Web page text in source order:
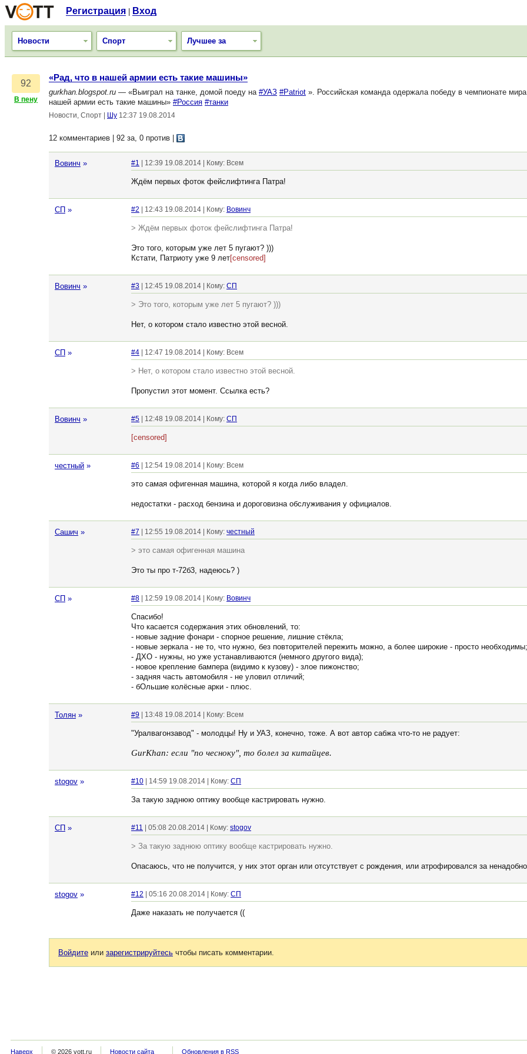
Регистрация Вход
Новости Спорт Лучшее за
92
В пену
«Рад, что в нашей армии есть такие машины»
gurkhan.blogspot.ru — «Выиграл на танке, домой поеду на #УАЗ #Patriot ». Российская команда одержала победу в чемпионате
нашей армии есть такие машины» #Россия #танки
Новости, Спорт Шу 12:37 19.08.2014
12 комментариев | 92 за, 0 против
Вовинч » #1 | 12:39 19.08.2014 | Кому: Всем
Ждём первых фоток фейслифтинга Патра!
СП » #2 | 12:43 19.08.2014 | Кому: Вовинч
> Ждём первых фоток фейслифтинга Патра!
Это того, которым уже лет 5 пугают? )))
Кстати, Патриоту уже 9 лет[censored]
Вовинч » #3 | 12:45 19.08.2014 | Кому: СП
> Это того, которым уже лет 5 пугают? )))
Нет, о котором стало известно этой весной.
СП » #4 | 12:47 19.08.2014 | Кому: Всем
> Нет, о котором стало известно этой весной.
Пропустил этот момент. Ссылка есть?
Вовинч » #5 | 12:48 19.08.2014 | Кому: СП
[censored]
честный » #6 | 12:54 19.08.2014 | Кому: Всем
это самая офигенная машина, которой я когда либо владел.
недостатки - расход бензина и дороговизна обслуживания у официалов.
Сашич » #7 | 12:55 19.08.2014 | Кому: честный
> это самая офигенная машина
Это ты про т-72б3, надеюсь? )
СП » #8 | 12:59 19.08.2014 | Кому: Вовинч
Cпасибо!
Что касается содержания этих обновлений, то:
- новые задние фонари - спорное решение, лишние стёкла;
- новые зеркала - не то, что нужно, без повторителей пережить можно, а более широкие - просто необходимы;
- ДХО - нужны, но уже устанавливаются (немного другого вида);
- новое крепление бампера (видимо к кузову) - злое пижонство;
- задняя часть автомобиля - не уловил отличий;
- бОльшие колёсные арки - плюс.
Толян » #9 | 13:48 19.08.2014 | Кому: Всем
"Уралвагонзавод" - молодцы! Ну и УАЗ, конечно, тоже. А вот автор сабжа что-то не радует:
GurKhan: если "по чесноку", то болел за китайцев.
stogov » #10 | 14:59 19.08.2014 | Кому: СП
За такую заднюю оптику вообще кастрировать нужно.
СП » #11 | 05:08 20.08.2014 | Кому: stogov
> За такую заднюю оптику вообще кастрировать нужно.
Опасаюсь, что не получится, у них этот орган или отсутствует с рождения, или атрофировался за
stogov » #12 | 05:16 20.08.2014 | Кому: СП
Даже наказать не получается ((
Войдите или зарегистрируйтесь чтобы писать комментарии.
Наверх © 2026 vott.ru Новости сайта Обновления в RSS